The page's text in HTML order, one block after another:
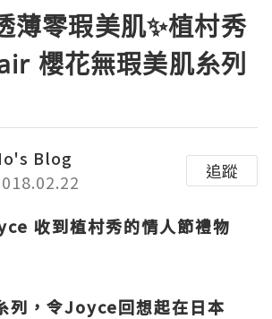
薄零瑕美肌✨植村秀
櫻花無瑕美肌糸列
Blog
追蹤
收到植村秀的情人節禮物
列，令Joyce回想起在日本